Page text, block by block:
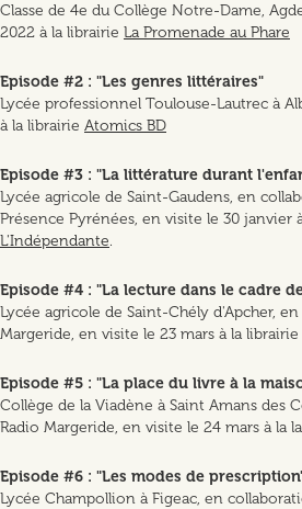
Classe de 4e du Collège Notre-Dame,
2022 à la librairie La Promenade au Phare
Episode #2 : "Les genres littéraires"
Lycée professionnel Toulouse-Lautrec à
à la librairie Atomics BD
Episode #3 : "La littérature durant
Lycée agricole de Saint-Gaudens, en
Présence Pyrénées, en visite le 30 janvier
L'Indépendante.
Episode #4 : "La lecture dans le cadre
Lycée agricole de Saint-Chély d'Apcher,
Margeride, en visite le 23 mars à la librairie
Episode #5 : "La place du livre à la
Collège de la Viadène à Saint Amans des
Radio Margeride, en visite le 24 mars à la
Episode #6 : "Les modes de
Lycée Champollion à Figeac, en